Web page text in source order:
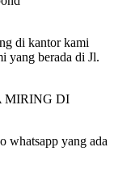
di kantor kami
yang berada di Jl.
whatsapp yang ada